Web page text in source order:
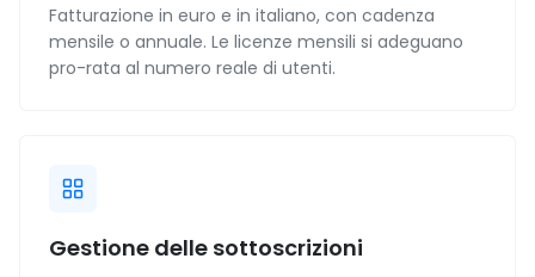
Fatturazione in euro e in italiano, con cadenza
mensile o annuale. Le licenze mensili si adeguano
pro-rata al numero reale di utenti.
Gestione delle sottoscrizioni